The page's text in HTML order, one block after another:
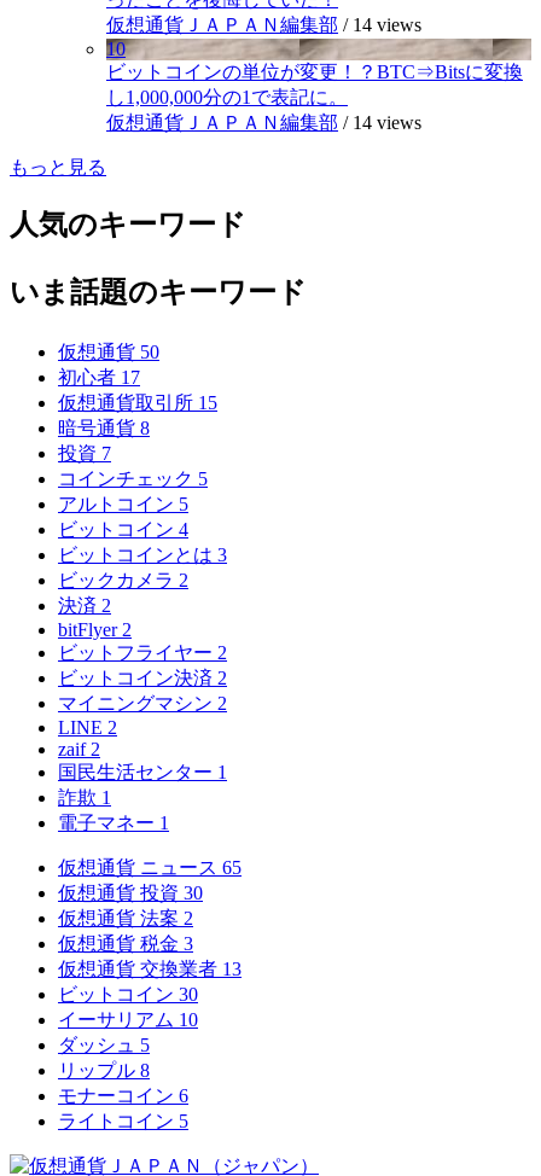
仮想通貨ＪＡＰＡＮ編集部 / 14 views
10
ビットコインの単位が変更！？BTC⇒Bitsに変換
し1,000,000分の1で表記に。
仮想通貨ＪＡＰＡＮ編集部 / 14 views
もっと見る
人気のキーワード
いま話題のキーワード
仮想通貨 50
初心者 17
仮想通貨取引所 15
暗号通貨 8
投資 7
コインチェック 5
アルトコイン 5
ビットコイン 4
ビットコインとは 3
ビックカメラ 2
決済 2
bitFlyer 2
ビットフライヤー 2
ビットコイン決済 2
マイニングマシン 2
LINE 2
zaif 2
国民生活センター 1
詐欺 1
電子マネー 1
仮想通貨 ニュース 65
仮想通貨 投資 30
仮想通貨 法案 2
仮想通貨 税金 3
仮想通貨 交換業者 13
ビットコイン 30
イーサリアム 10
ダッシュ 5
リップル 8
モナーコイン 6
ライトコイン 5